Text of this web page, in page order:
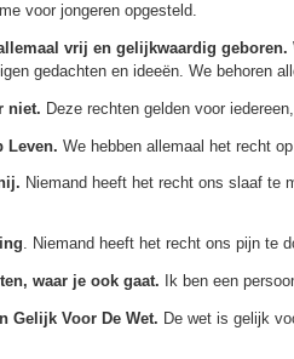
voor jongeren opgesteld.
vrij en gelijkwaardig geboren.
gedachten en ideeën. We behoren
niet. Deze rechten gelden voor
Leven. We hebben allemaal het recht
Niemand heeft het recht ons slaaf te
. Niemand heeft het recht ons pijn te
waar je ook gaat. Ik ben een
Gelijk Voor De Wet. De wet is gelijk